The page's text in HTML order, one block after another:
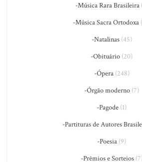
-Música Rara Brasileira
-Música Sacra Ortodoxa
-Natalinas(45)
-Obituário (20)
-Ópera(248)
-Órgão moderno (7)
-Pagode (1)
-Partituras de Autores
-Poesia (9)
-Prêmios e Sorteios